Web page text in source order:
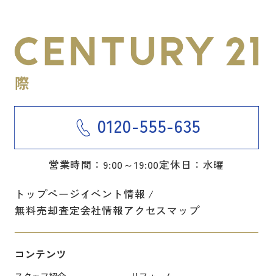
0120-555-635
営業時間：9:00～19:00定休日：水曜
トップページイベント情報
無料売却査定会社情報アクセスマップ
コンテンツ